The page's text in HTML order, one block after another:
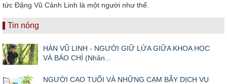
tức Đặng Vũ Cảnh Linh là một người như thế.
Tin nóng
HÀN VŨ LINH - NGƯỜI GIỮ LỬA GIỮA KHOA HỌC
VÀ BÁO CHÍ (Nhân...
NGƯỜI CAO TUỔI VÀ NHỮNG CẠM BẪY DỊCH VỤ